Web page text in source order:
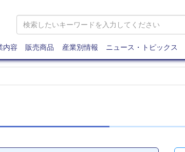
内容 販売商品 産業別情報 ニュース・トピックス